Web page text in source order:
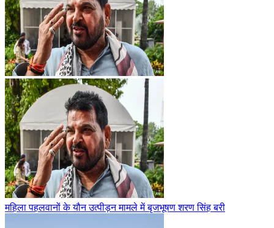
महिला पहलवानों के यौन उत्पीड़न मामले में बृजभूषण शरण सिंह बरी